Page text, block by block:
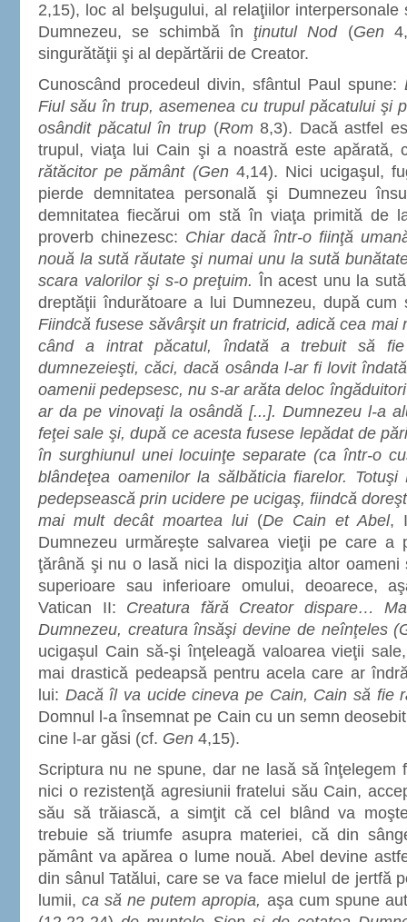
2,15), loc al belşugului, al relaţiilor
Dumnezeu, se schimbă înţinutul Nod(Gen
singurătăţii şi al depărtării de Creator.
Cunoscând procedeul divin, sfântul Paul spune:
Fiul său în trup, asemenea cu trupul păcatului şi
osândit păcatul în trup (Rom 8,3). Dacă astfel
trupul, viaţa lui Cain şi a noastră este
rătăcitor pe pământ (Gen4,14). Nici ucigaşul,
pierde demnitatea personală şi Dumnezeu
demnitatea fiecărui om stă în viaţa primită de
proverb chinezesc: Chiar dacă într-o fiinţă
nouă la sută răutate şi numai unu la sută
scara valorilor şi s-o preţuim. În acest unu la
dreptăţii îndurătoare a lui Dumnezeu, după cum
Fiindcă fusese săvârşit un fratricid, adică cea mai
când a intrat păcatul, îndată a trebuit să
dumnezeieşti, căci, dacă osânda l-ar fi lovit
oamenii pedepsesc, nu s-ar arăta deloc
ar da pe vinovaţi la osândă [...]. Dumnezeu l-a
feţei sale şi, după ce acesta fusese lepădat de
în surghiunul unei locuinţe separate (ca într-o
blândeţea oamenilor la sălbăticia fiarelor.
pedepsească prin ucidere pe ucigaş, fiindcă
mai mult decât moartea lui (De Cain et Abel,
Dumnezeu urmăreşte salvarea vieţii pe care
ţărână şi nu o lasă nici la dispoziţia altor
superioare sau inferioare omului, deoarece,
Vatican II: Creatura fără Creator dispare…
Dumnezeu, creatura însăşi devine de neînţeles
ucigaşul Cain să-şi înţeleagă valoarea vieţii
mai drastică pedeapsă pentru acela care ar
lui: Dacă îl va ucide cineva pe Cain, Cain să fie
Domnul l-a însemnat pe Cain cu un semn
cine l-ar găsi (cf. Gen 4,15).
Scriptura nu ne spune, dar ne lasă să înţelegem
nici o rezistenţă agresiunii fratelui său Cain,
său să trăiască, a simţit că cel blând va
trebuie să triumfe asupra materiei, că din
pământ va apărea o lume nouă. Abel devine
din sânul Tatălui, care se va face mielul de jertfă
lumii,ca să ne putem apropia, aşa cum spune